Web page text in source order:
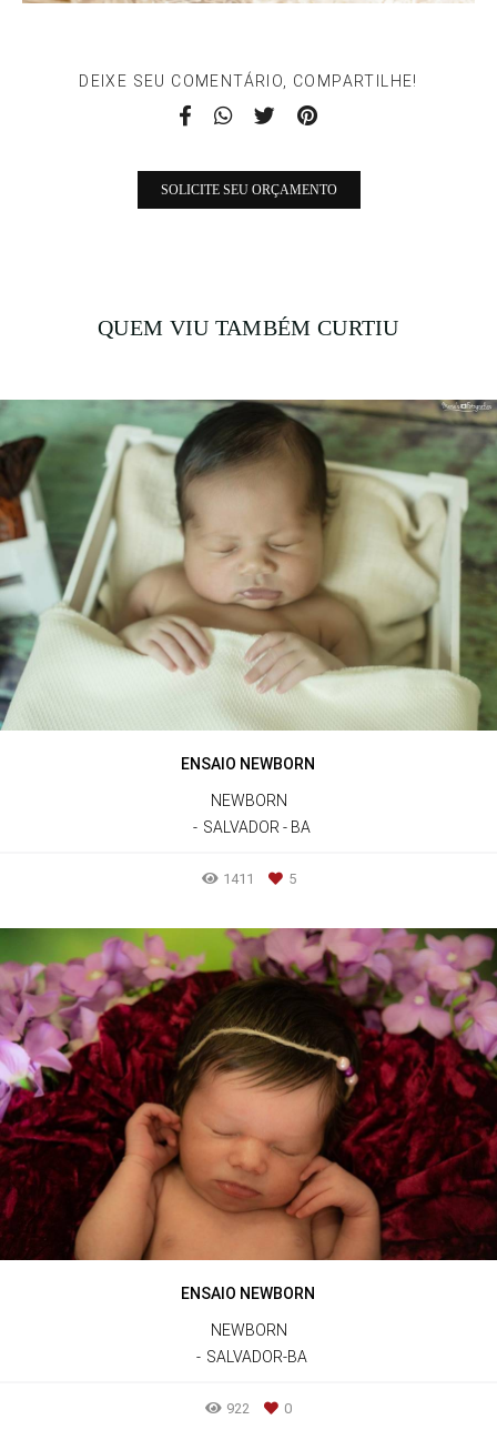
DEIXE SEU COMENTÁRIO, COMPARTILHE!
SOLICITE SEU ORÇAMENTO
QUEM VIU TAMBÉM CURTIU
ENSAIO NEWBORN
NEWBORN
SALVADOR - BA
1411 5
ENSAIO NEWBORN
NEWBORN
SALVADOR-BA
922 0